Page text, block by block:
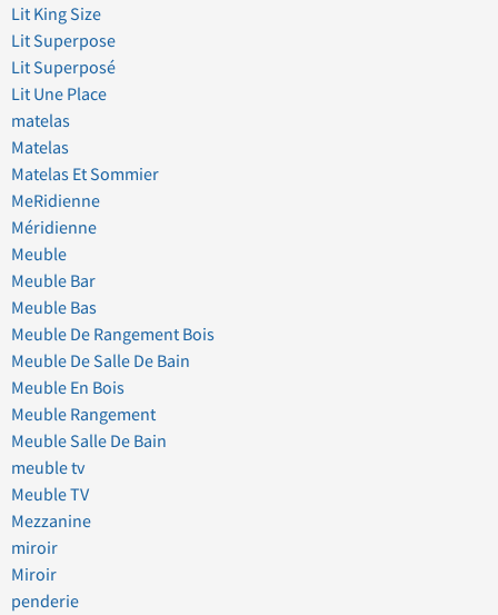
Lit King Size
Lit Superpose
Lit Superposé
Lit Une Place
matelas
Matelas
Matelas Et Sommier
MeRidienne
Méridienne
Meuble
Meuble Bar
Meuble Bas
Meuble De Rangement Bois
Meuble De Salle De Bain
Meuble En Bois
Meuble Rangement
Meuble Salle De Bain
meuble tv
Meuble TV
Mezzanine
miroir
Miroir
penderie